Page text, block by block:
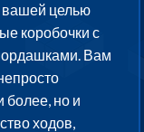
вашей целью
коробочки с
Вам
более, но и
ходов,